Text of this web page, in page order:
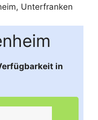
Unterfranken
in